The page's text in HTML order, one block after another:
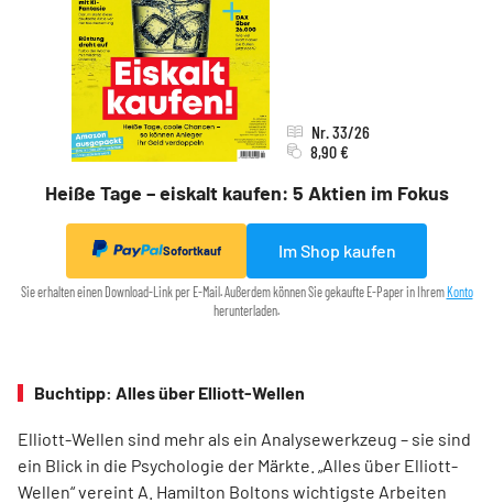
Heiße Tage – eiskalt kaufen: 5 Aktien im Fokus
Nr. 33/26
8,90 €
Sofortkauf Im Shop kaufen
Sie erhalten einen Download-Link per E-Mail. Außerdem können Sie gekaufte E-Paper in Ihrem Konto
herunterladen.
Buchtipp: Alles über Elliott-Wellen
Elliott-Wellen sind mehr als ein Analysewerkzeug – sie sind
ein Blick in die Psychologie der Märkte. „Alles über Elliott-
Wellen“ vereint A. Hamilton Boltons wichtigste Arbeiten